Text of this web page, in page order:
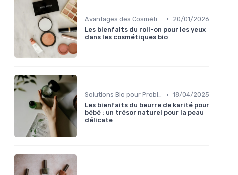
•
20/01/2026
Les bienfaits du roll-on pour les yeux
dans les cosmétiques bio
Solutions Bio pour Problèmes de Peau • 18/04/2025
Les bienfaits du beurre de karité pour
bébé : un trésor naturel pour la peau
délicate